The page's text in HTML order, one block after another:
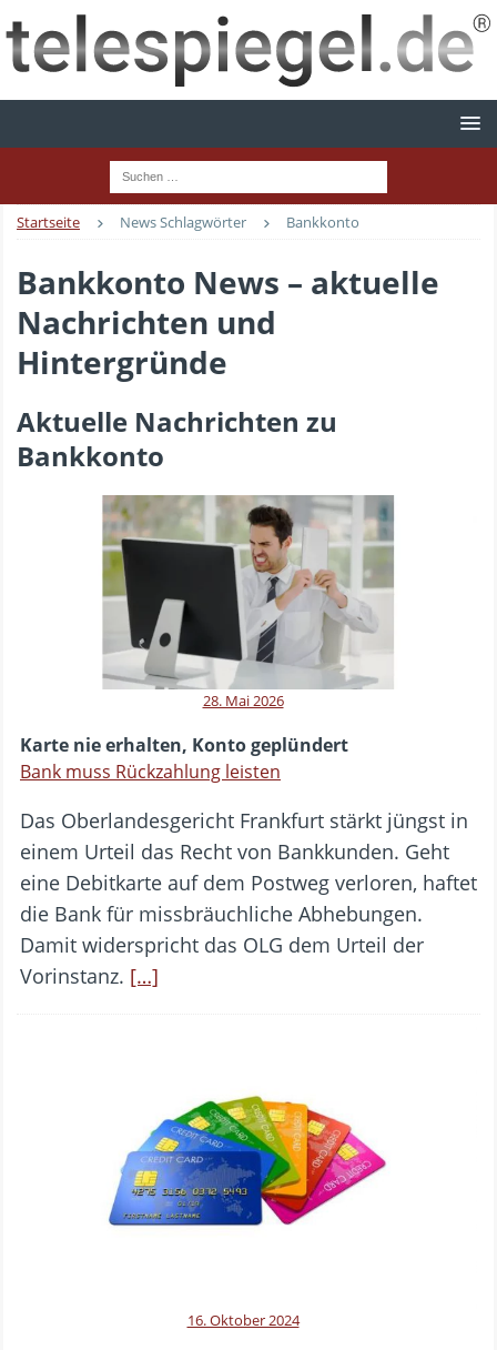
Startseite News Schlagwörter Bankkonto
Bankkonto News – aktuelle
Nachrichten und
Hintergründe
Aktuelle Nachrichten zu
Bankkonto
28. Mai 2026
Karte nie erhalten, Konto geplündert
Bank muss Rückzahlung leisten
Das Oberlandesgericht Frankfurt stärkt jüngst in
einem Urteil das Recht von Bankkunden. Geht
eine Debitkarte auf dem Postweg verloren, haftet
die Bank für missbräuchliche Abhebungen.
Damit widerspricht das OLG dem Urteil der
Vorinstanz. […]
16. Oktober 2024